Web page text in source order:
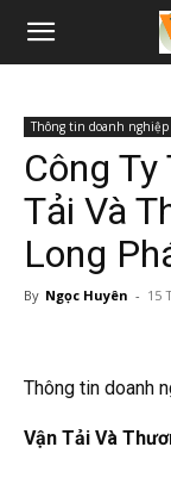
Thông tin doanh nghiệp
Công
Tải Và
Long
By Ngọc Huyên - 15
Thông tin doanh
Vận Tải Và